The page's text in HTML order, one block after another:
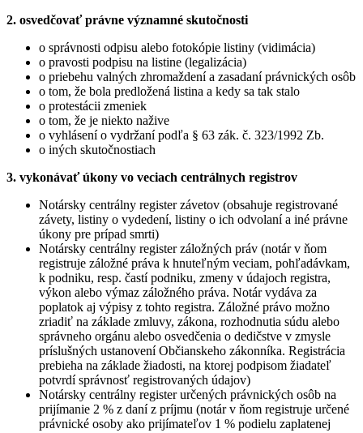
2. osvedčovať právne významné skutočnosti
o správnosti odpisu alebo fotokópie listiny (vidimácia)
o pravosti podpisu na listine (legalizácia)
o priebehu valných zhromaždení a zasadaní právnických osôb
o tom, že bola predložená listina a kedy sa tak stalo
o protestácii zmeniek
o tom, že je niekto nažive
o vyhlásení o vydržaní podľa § 63 zák. č. 323/1992 Zb.
o iných skutočnostiach
3. vykonávať úkony vo veciach centrálnych registrov
Notársky centrálny register závetov (obsahuje registrované
závety, listiny o vydedení, listiny o ich odvolaní a iné právne
úkony pre prípad smrti)
Notársky centrálny register záložných práv (notár v ňom
registruje záložné práva k hnuteľným veciam, pohľadávkam,
k podniku, resp. častí podniku, zmeny v údajoch registra,
výkon alebo výmaz záložného práva. Notár vydáva za
poplatok aj výpisy z tohto registra. Záložné právo možno
zriadiť na základe zmluvy, zákona, rozhodnutia súdu alebo
správneho orgánu alebo osvedčenia o dedičstve v zmysle
príslušných ustanovení Občianskeho zákonníka. Registrácia
prebieha na základe žiadosti, na ktorej podpisom žiadateľ
potvrdí správnosť registrovaných údajov)
Notársky centrálny register určených právnických osôb na
prijímanie 2 % z daní z príjmu (notár v ňom registruje určené
právnické osoby ako prijímateľov 1 % podielu zaplatenej